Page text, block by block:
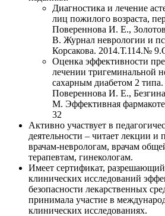
Диагностика и лечение
лиц пожилого возраста,
Повереннова И. Е.,
В. Журнал неврологии и
Корсакова. 2014.Т.114.№
Оценка эффективности
лечении тригеминальной
сахарным диабетом 2
Повереннова И. Е.,
М. Эффективная
32
Активно участвует в
деятельности – читает лекции и
врачам-неврологам, врачам
терапевтам, гинекологам.
Имеет сертификат,
клинических исследований
безопасности лекарственных
принимала участие в
клинических исследованиях.